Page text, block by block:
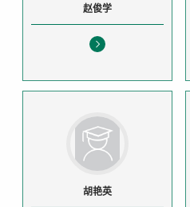
赵俊学
胡艳英